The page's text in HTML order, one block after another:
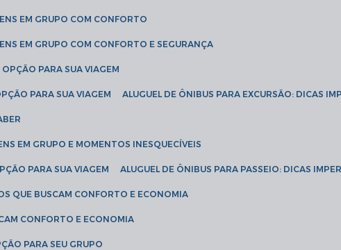
EM GRUPO COM CONFORTO
EM GRUPO COM CONFORTO E SEGURANÇA
OPÇÃO PARA SUA VIAGEM
PARA SUA VIAGEM ALUGUEL DE ÔNIBUS PARA EXCURSÃO: DICAS
EM GRUPO E MOMENTOS INESQUECÍVEIS
PARA SUA VIAGEM ALUGUEL DE ÔNIBUS PARA PASSEIO: DICAS
QUE BUSCAM CONFORTO E ECONOMIA
CONFORTO E ECONOMIA
PARA SEU GRUPO